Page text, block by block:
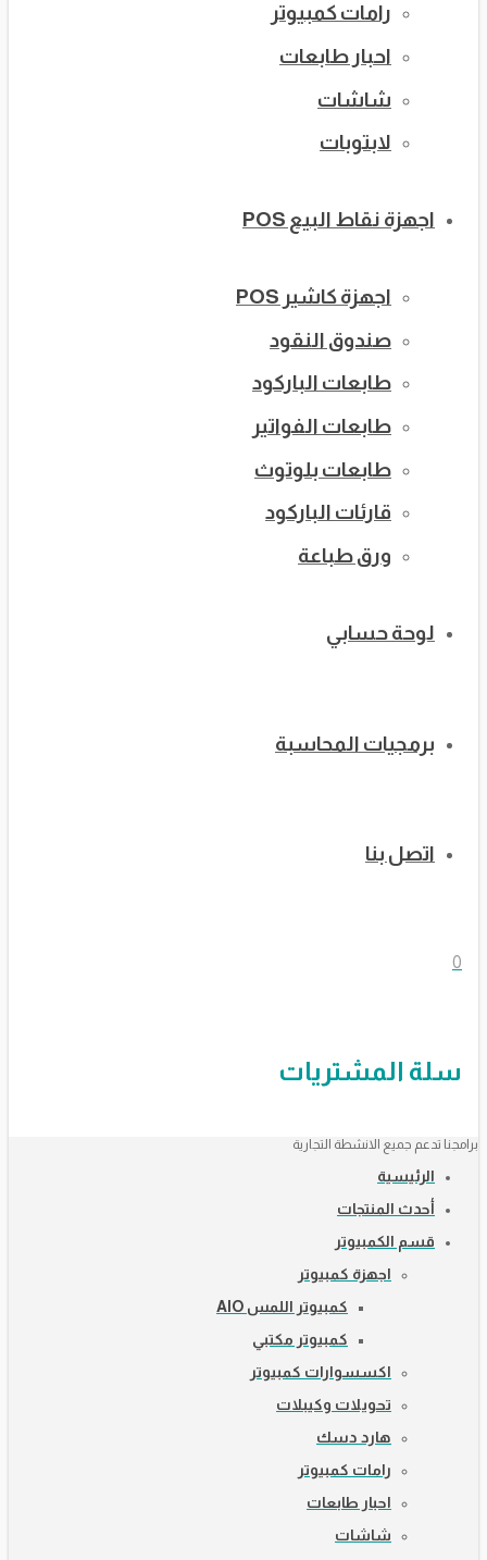
رامات كمبيوتر
احبار طابعات
شاشات
لابتوبات
اجهزة نقاط البيع POS
اجهزة كاشير POS
صندوق النقود
طابعات الباركود
طابعات الفواتير
طابعات بلوتوث
قارئات الباركود
ورق طباعة
لوحة حسابي
برمجيات المحاسبة
اتصل بنا
0
سلة المشتريات
برامجنا تدعم جميع الانشطة التجارية
الرئيسية
أحدث المنتجات
قسم الكمبيوتر
اجهزة كمبيوتر
كمبيوتر اللمس AIO
كمبيوتر مكتبي
اكسسوارات كمبيوتر
تحويلات وكيبلات
هارد دسك
رامات كمبيوتر
احبار طابعات
شاشات